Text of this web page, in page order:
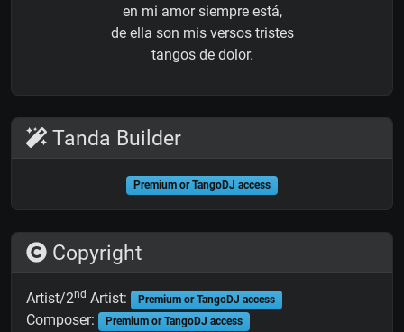
en mi amor siempre está,
de ella son mis versos tristes
tangos de dolor.
Tanda Builder
Premium or TangoDJ access
Copyright
Artist/2nd Artist: Premium or TangoDJ access
Composer: Premium or TangoDJ access